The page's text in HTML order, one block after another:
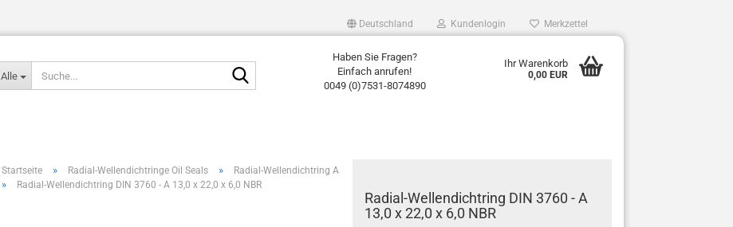
Deutschland Kundenlogin Merkzettel
Alle
Haben Sie Fragen?
Einfach anrufen!
0049 (0)7531-8074890
Ihr Warenkorb
0,00 EUR
Startseite » Radial-Wellendichtringe Oil Seals » Radial-Wellendichtring A
» Radial-Wellendichtring DIN 3760 - A 13,0 x 22,0 x 6,0 NBR
Radial-Wellendichtring DIN 3760 - A
13,0 x 22,0 x 6,0 NBR